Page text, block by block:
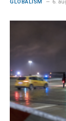
GLOBALISM 6.